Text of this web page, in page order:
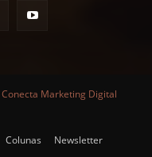
Conecta Marketing Digital
Colunas Newsletter